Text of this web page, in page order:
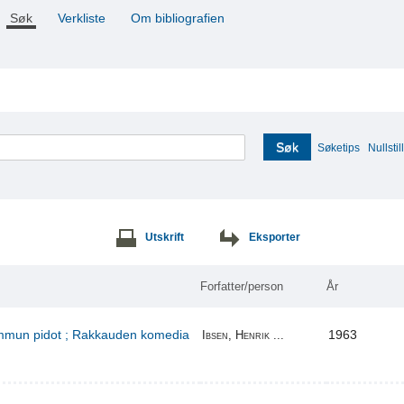
Søk Verkliste Om bibliografien
Søk Søketips Nullstill
Utskrift Eksporter
Forfatter/person År
pidot ; Rakkauden komedia Ibsen, Henrik ... 1963